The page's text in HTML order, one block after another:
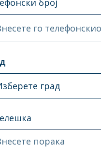
број
го
град
порака